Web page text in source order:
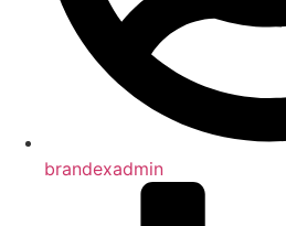
brandexadmin